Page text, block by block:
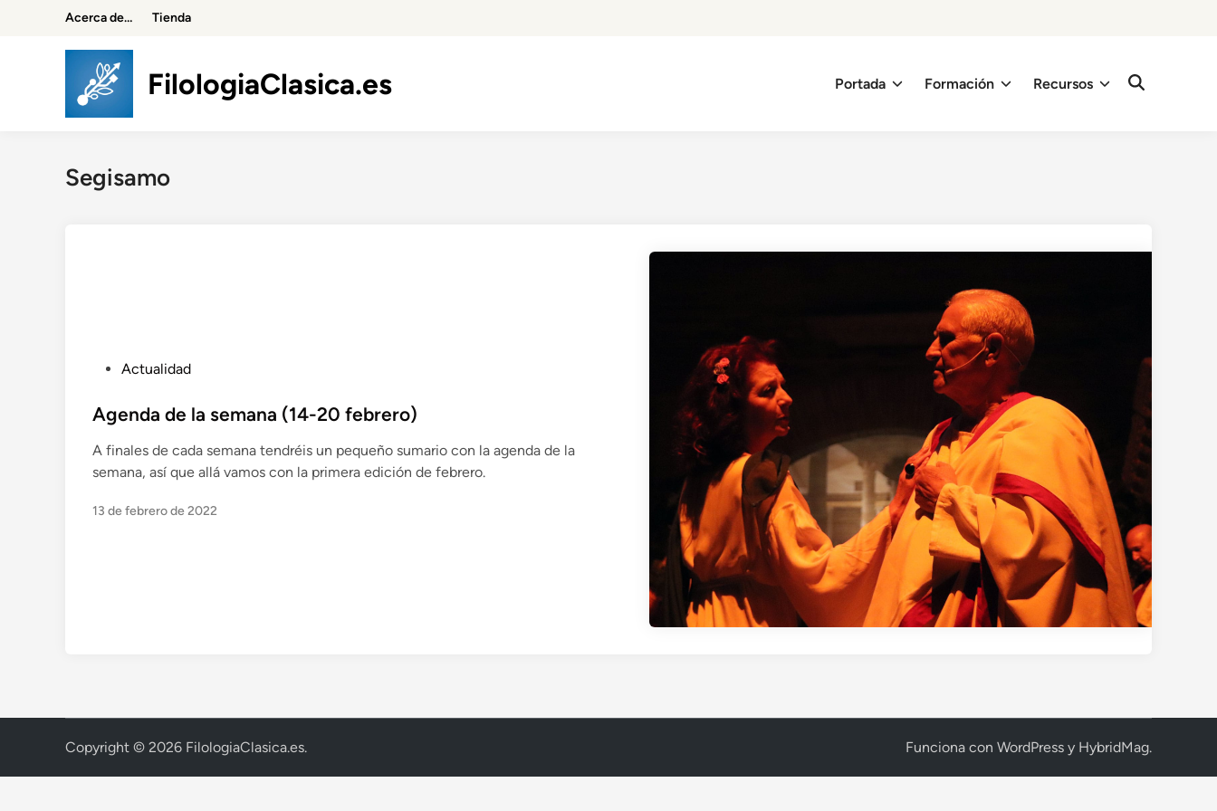
Acerca de… Tienda
FilologiaClasica.es Portada Formación Recursos
Segisamo
b
i
c
d
Actualidad
Agenda de la semana (14-20 febrero)
A finales de cada semana tendréis un pequeño sumario con la agenda de la
semana, así que allá vamos con la primera edición de febrero.
13 de febrero de 2022
Copyright © 2026 FilologiaClasica.es. Funciona con WordPress y HybridMag.